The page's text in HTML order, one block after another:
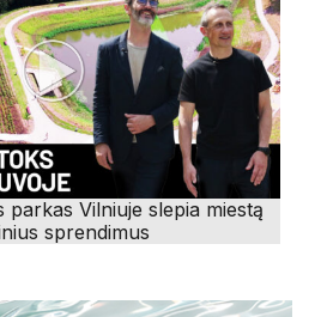
parkas Vilniuje slepia miestą
sprendimus